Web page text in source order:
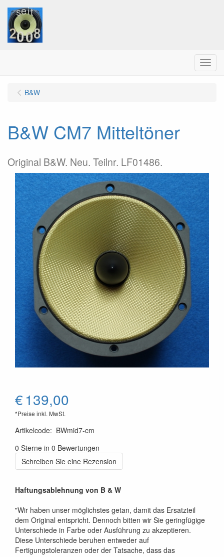
Menu
B&W
B&W CM7 Mitteltöner
Original B&W. Neu. Teilnr. LF01486.
€139,00
*Preise inkl. MwSt.
Artikelcode: BWmid7-cm
0 Sterne in 0 Bewertungen
Schreiben Sie eine Rezension
Haftungsablehnung von B & W
"Wir haben unser möglichstes getan, damit das Ersatzteil
dem Original entspricht. Dennoch bitten wir Sie geringfügige
Unterschiede in Farbe oder Ausführung zu akzeptieren.
Diese Unterschiede beruhen entweder auf
Fertigungstoleranzen oder der Tatsache, dass das